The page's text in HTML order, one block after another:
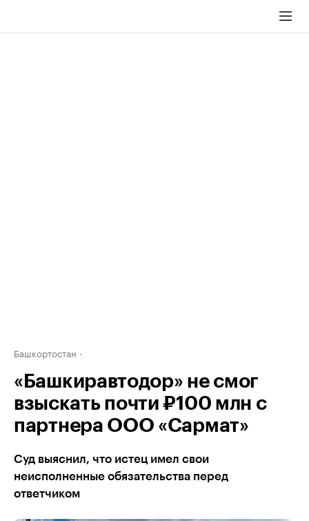
Башкортостан
«Башкиравтодор» не смог
взыскать почти ₽100 млн с
партнера ООО «Сармат»
Суд выяснил, что истец имел свои
неисполненные обязательства перед
ответчиком